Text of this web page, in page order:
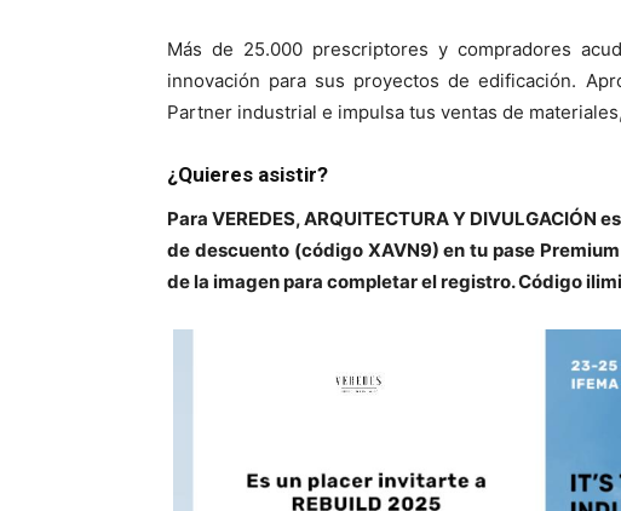
Más de 25.000 prescriptores y compradores
innovación para sus proyectos de edificación.
Partner industrial e impulsa tus ventas de
¿Quieres asistir?
Para VEREDES, ARQUITECTURA Y
de descuento (código XAVN9) en tu pase Premium
de la imagen para completar el registro. Código